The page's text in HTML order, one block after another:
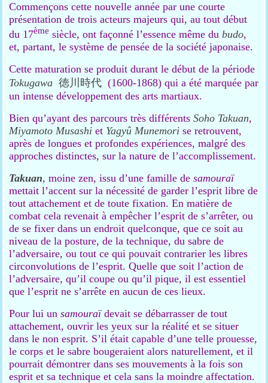
Commençons cette nouvelle année par une courte
présentation de trois acteurs majeurs qui, au tout début
du 17ème siècle, ont façonné l’essence même dubudo,
et, partant, le système de pensée de la société japonaise.
Cette maturation se produit durant le début de la période
Tokugawa 徳川時代(1600-1868) qui a été marquée par
un intense développement des arts martiaux.
Bien qu’ayant des parcours très différentsSoho Takuan,
Miyamoto Musashi et Yagyû Munemori se retrouvent,
après de longues et profondes expériences, malgré des
approches distinctes, sur la nature de l’accomplissement.
Takuan, moine zen, issu d’une famille desamouraï
mettait l’accent sur la nécessité de garder l’esprit libre de
tout attachement et de toute fixation. En matière de
combat cela revenait à empêcher l’esprit de s’arrêter, ou
de se fixer dans un endroit quelconque, que ce soit au
niveau de la posture, de la technique, du sabre de
l’adversaire, ou tout ce qui pouvait contrarier les libres
circonvolutions de l’esprit. Quelle que soit l’action de
l’adversaire, qu’il coupe ou qu’il pique, il est essentiel
que l’esprit ne s’arrête en aucun de ces lieux.
Pour lui unsamouraïdevait se débarrasser de tout
attachement, ouvrir les yeux sur la réalité et se situer
dans le non esprit. S’il était capable d’une telle prouesse,
le corps et le sabre bougeraient alors naturellement, et il
pourrait démontrer dans ses mouvements à la fois son
esprit et sa technique et cela sans la moindre affectation.